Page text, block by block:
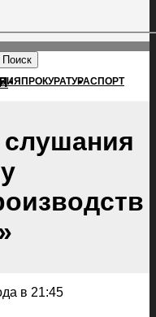
ПРОКУРАТУРАСПОРТ
в 21:45